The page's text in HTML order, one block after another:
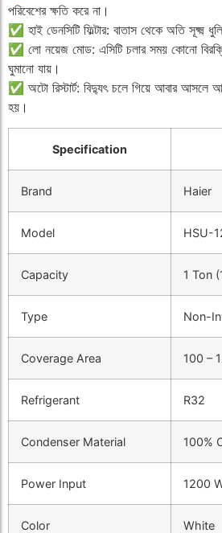
পরিবেশের ক্ষতি করে না।
✅ হাই ডেনসিটি ফিল্টার: বাতাস থেকে অতি সূক্ষ্ম
✅ লো নয়েজ মোড: এসিটি চলার সময় কোনো
ঘুমানো যায়।
✅ অটো রিস্টার্ট: বিদ্যুৎ চলে গিয়ে আবার আসলে
হয়।
Specification
Brand Haier
Model HSU-
Capacity 1 Ton
Type Non-
Coverage Area 100 –
Refrigerant R32
Condenser Material 100%
Power Input 1200
Color White